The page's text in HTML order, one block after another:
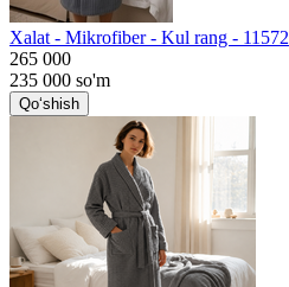
Хalat - Mikrofiber - Kul rang - 11572
265 000
235 000 so'm
Qo‘shish